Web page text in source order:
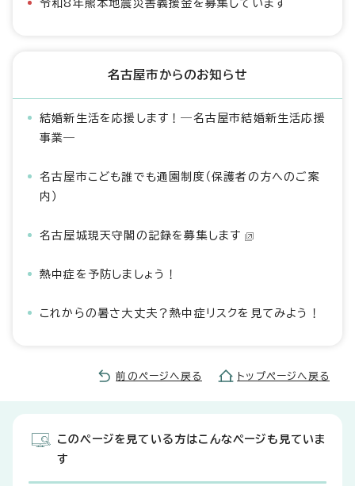
令和8年熊本地震災害義援金を募集しています
名古屋市からのお知らせ
結婚新生活を応援します！―名古屋市結婚新生活応援
事業―
名古屋市こども誰でも通園制度（保護者の方へのご案
内）
名古屋城現天守閣の記録を募集します
熱中症を予防しましょう！
これからの暑さ大丈夫？熱中症リスクを見てみよう！
前のページへ戻る トップページへ戻る
このページを見ている方はこんなページも見ていま
す